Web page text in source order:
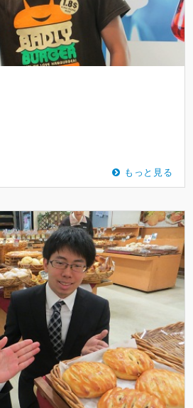
もっと見る